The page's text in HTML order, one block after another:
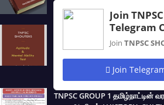
TNPSC GROUP 1 திறனறிவும்
APTITUDE & MENTAL ABILITY
August 17, 2025
TNPSC GROUP 1 தமிழ்நாட்டின்
Join
Telegram
Join TNPSC
Join